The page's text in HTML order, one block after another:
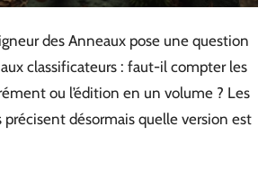
des Anneaux pose une question
classificateurs : faut-il compter les
ou l’édition en un volume ? Les
précisent désormais quelle version est